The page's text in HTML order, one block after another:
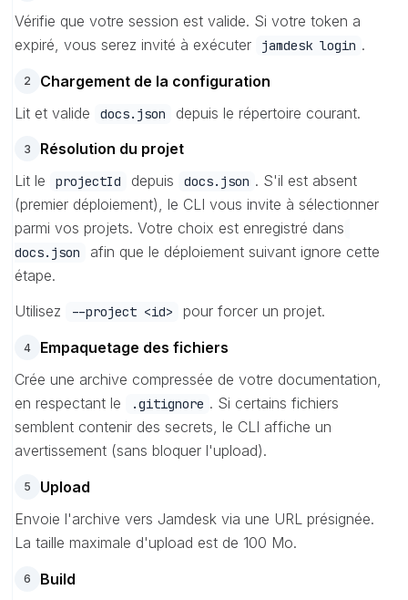
Vérifie que votre session est valide. Si votre token a
expiré, vous serez invité à exécuter
jamdesk login .
2
Chargement de la configuration
Lit et valide
docs.json depuis le répertoire courant.
3
Résolution du projet
Lit le
projectId depuis docs.json . S'il est absent
(premier déploiement), le CLI vous invite à sélectionner
parmi vos projets. Votre choix est enregistré dans
docs.json
afin que le déploiement suivant ignore cette
étape.
Utilisez
--project <id> pour forcer un projet.
4
Empaquetage des fichiers
Crée une archive compressée de votre documentation,
en respectant le
.gitignore . Si certains fichiers
semblent contenir des secrets, le CLI affiche un
avertissement (sans bloquer l'upload).
5
Upload
Envoie l'archive vers Jamdesk via une URL présignée.
La taille maximale d'upload est de 100 Mo.
6
Build